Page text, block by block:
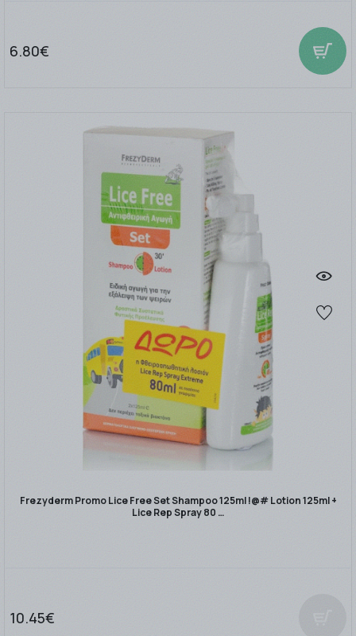
6.80€
Frezyderm Promo Lice Free Set Shampoo 125ml !@# Lotion 125ml +
Lice Rep Spray 80 …
10.45€